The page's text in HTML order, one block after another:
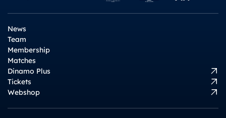
News
Team
Membership
Matches
Dinamo Plus
Tickets
Webshop